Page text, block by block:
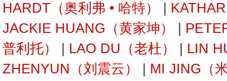
HARDT（奥利弗 • 哈特）
JACKIE HUANG（黄家坤）
普利托）
LAO DU（老杜）
LIN
ZHENYUN（刘震云）
MI JING（